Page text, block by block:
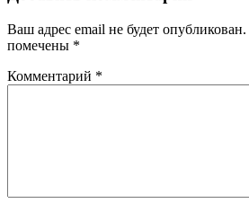
Ваш адрес email не будет опубликован.
помечены *
Комментарий *